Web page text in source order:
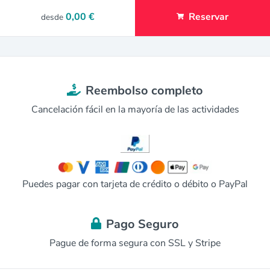
desde 0,00 € Reservar
Reembolso completo
Cancelación fácil en la mayoría de las actividades
Puedes pagar con tarjeta de crédito o débito o PayPal
Pago Seguro
Pague de forma segura con SSL y Stripe